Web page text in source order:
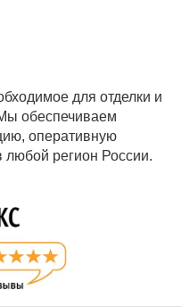
для отделки и
обеспечиваем
оперативную
любой регион России.